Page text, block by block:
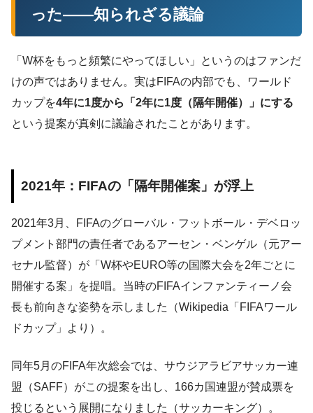
った——知られざる議論
「W杯をもっと頻繁にやってほしい」というのはファンだ
けの声ではありません。実はFIFAの内部でも、ワールド
カップを4年に1度から「2年に1度（隔年開催）」にする
という提案が真剣に議論されたことがあります。
2021年：FIFAの「隔年開催案」が浮上
2021年3月、FIFAのグローバル・フットボール・デベロッ
プメント部門の責任者であるアーセン・ベンゲル（元アー
セナル監督）が「W杯やEURO等の国際大会を2年ごとに
開催する案」を提唱。当時のFIFAインファンティーノ会
長も前向きな姿勢を示しました（Wikipedia「FIFAワール
ドカップ」より）。
同年5月のFIFA年次総会では、サウジアラビアサッカー連
盟（SAFF）がこの提案を出し、166カ国連盟が賛成票を
投じるという展開になりました（サッカーキング）。